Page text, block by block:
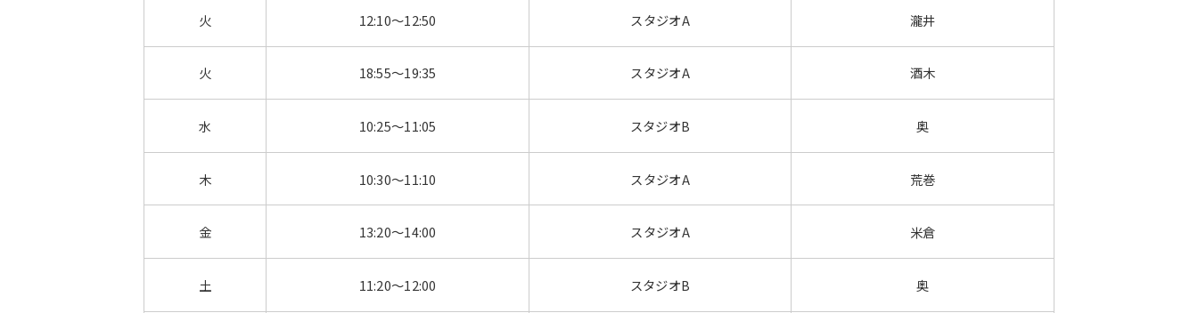
火 12:10～12:50 スタジオA 瀧井
火 18:55～19:35 スタジオA 酒木
水 10:25～11:05 スタジオB 奥
木 10:30～11:10 スタジオA 荒巻
金 13:20～14:00 スタジオA 米倉
土 11:20～12:00 スタジオB 奥